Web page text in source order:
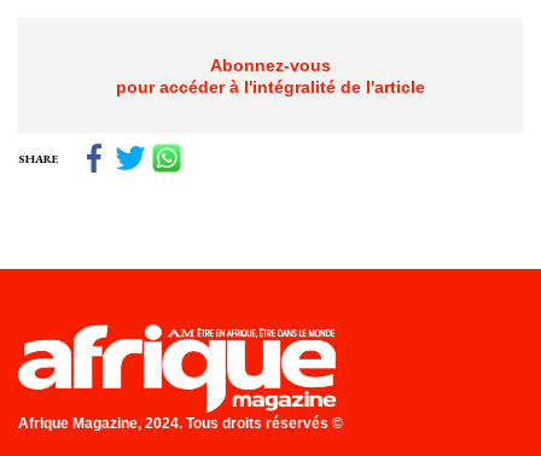
Abonnez-vous
pour accéder à l'intégralité de l'article
SHARE
Afrique Magazine, 2024. Tous droits réservés ©